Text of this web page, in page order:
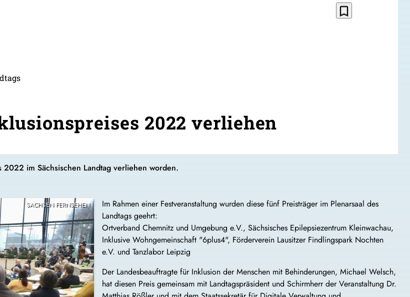
bookmark_border
2022 verliehen
im Sächsischen Landtag verliehen worden.
SACHSEN FERNSEHEN
Im Rahmen einer Festveranstaltung wurden diese fünf Preisträger im Plenarsaal des
Landtags geehrt:
Ortverband Chemnitz und Umgebung e.V., Sächsisches Epilepsiezentrum Kleinwachau,
Inklusive Wohngemeinschaft "6plus4", Förderverein Lausitzer Findlingspark Nochten
e.V. und Tanzlabor Leipzig
Der Landesbeauftragte für Inklusion der Menschen mit Behinderungen, Michael Welsch,
hat diesen Preis gemeinsam mit Landtagspräsident und Schirmherr der Veranstaltung Dr.